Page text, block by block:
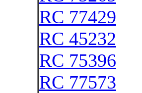
RC 77429
RC 45232
RC 75396
RC 77573